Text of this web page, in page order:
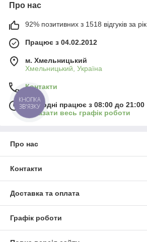
Про нас
92% позитивних з 1518 відгуків за рік
Працює з 04.02.2012
м. Хмельницький
Хмельницький, Україна
Контакти
Сьогодні працює з 08:00 до 21:00
Показати весь графік роботи
Про нас
Контакти
Доставка та оплата
Графік роботи
КНОПКА
ЗВ'ЯЗКУ